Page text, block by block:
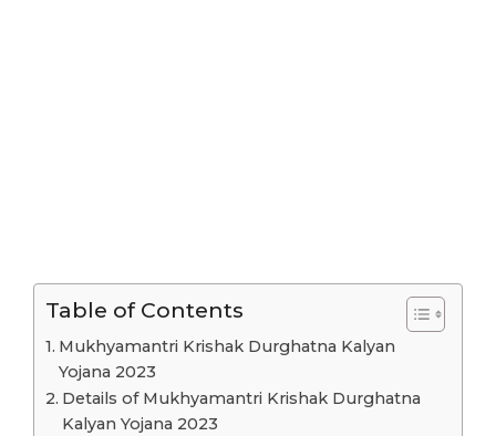
Table of Contents
Mukhyamantri Krishak Durghatna Kalyan
Yojana 2023
Details of Mukhyamantri Krishak Durghatna
Kalyan Yojana 2023